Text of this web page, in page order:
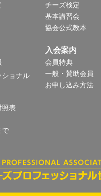
チーズ検定
基本講習会
協会公式教本
ショナル
照表
で
入会案内
会員特典
一般・賛助会員
お申し込み方法